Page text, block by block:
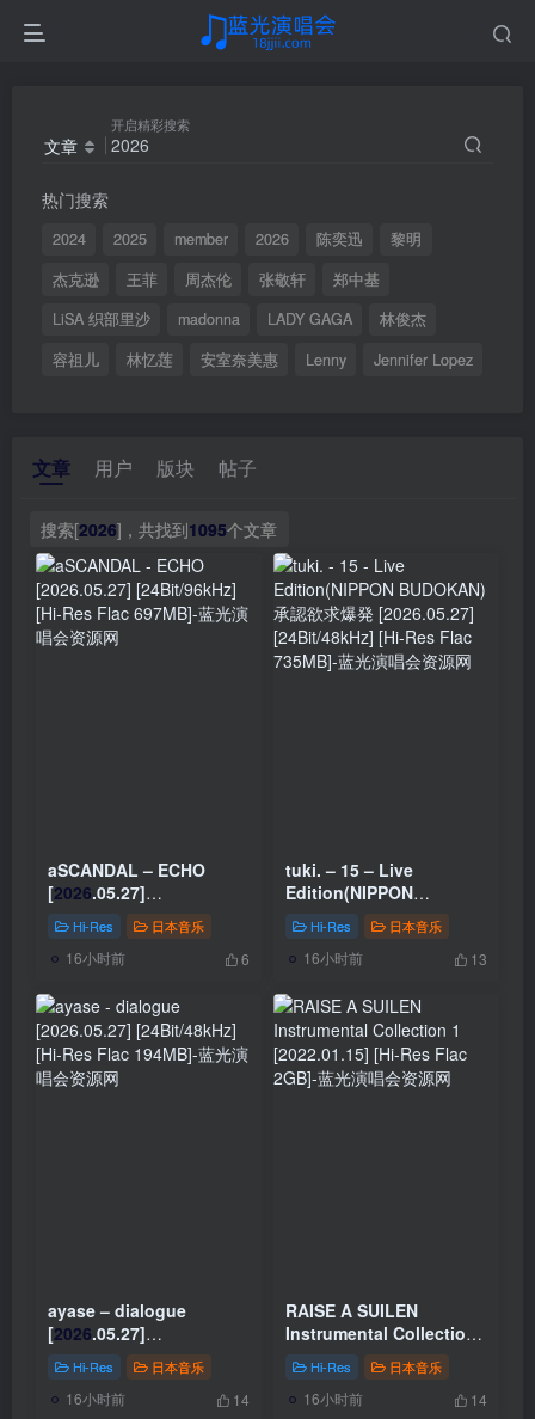
文章
开启精彩搜索
热门搜索
2024 2025 member 2026 陈奕迅
黎明
杰克逊
王菲 周杰伦 张敬轩
郑中基
LiSA 织部里沙
madonna LADY GAGA
林俊杰
容祖儿
林忆莲 安室奈美惠 Lenny Jennifer Lopez
文章 用户 版块 帖子
搜索[2026]，共找到1095个文章
aSCANDAL – ECHO
[2026.05.27]
[24Bit/96kHz] [Hi-Res
Flac 697MB]
Hi-Res 日本音乐
16小时前 6
tuki. – 15 – Live
Edition(NIPPON
BUDOKAN) 承認欲求爆発
2026.05.27]
[24Bit/48kHz] [Hi-Res
Hi-Res 日本音乐
16小时前 13
ayase – dialogue
[2026.05.27]
[24Bit/48kHz] [Hi-Res
Flac 194MB]
Hi-Res 日本音乐
16小时前 14
RAISE A SUILEN
Instrumental Collection
1 [2022.01.15] [Hi-Res
Flac 2GB]
Hi-Res 日本音乐
16小时前 14